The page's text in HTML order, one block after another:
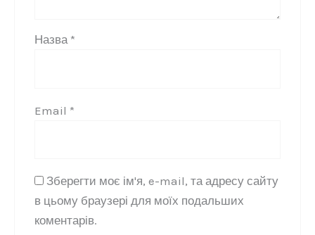
Назва *
Email *
Зберегти моє ім'я, e-mail, та адресу сайту
в цьому браузері для моїх подальших
коментарів.